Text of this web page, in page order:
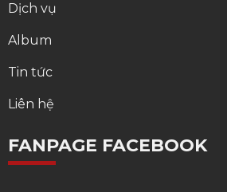
Dịch vụ
Album
Tin tức
Liên hệ
FANPAGE FACEBOOK